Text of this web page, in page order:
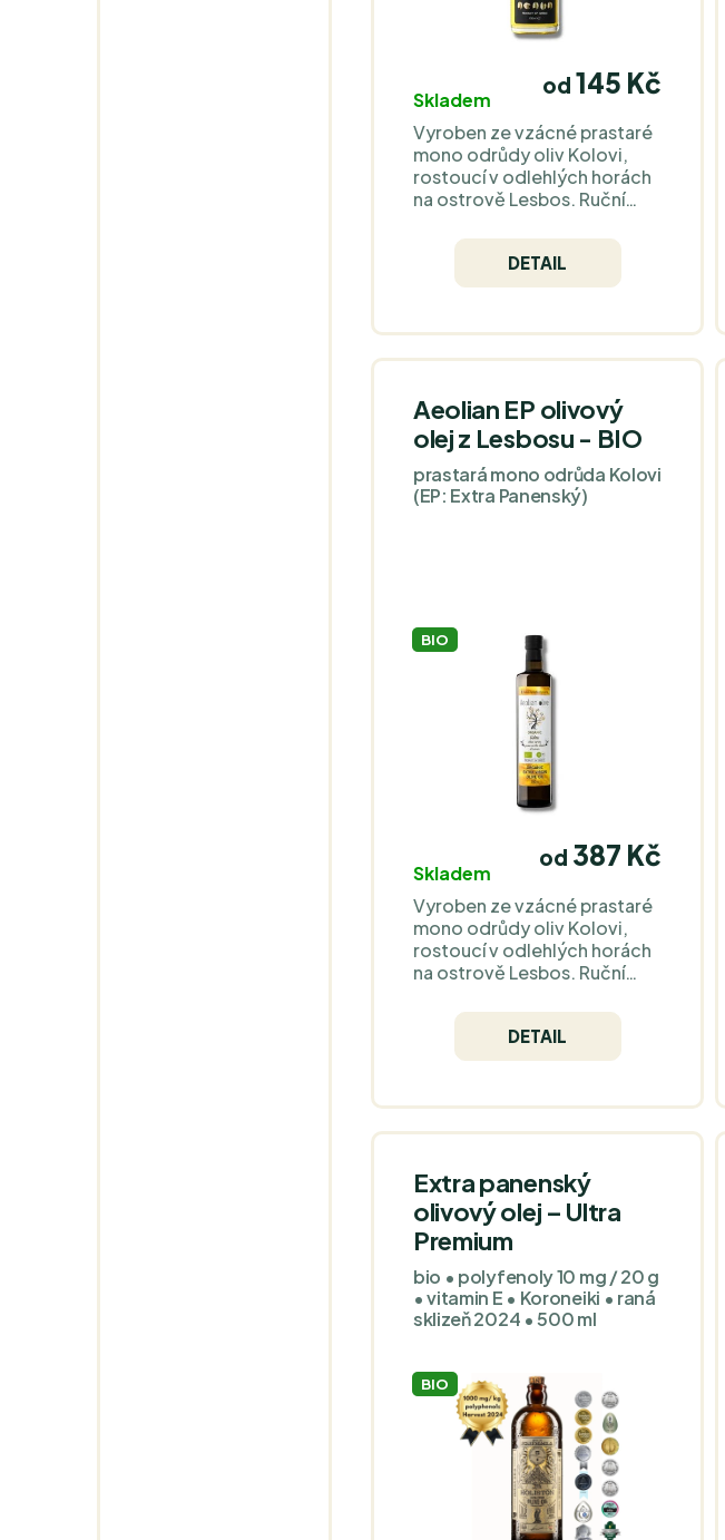
Skladem
od 145 Kč
Vyroben ze vzácné prastaré
mono odrůdy oliv Kolovi,
rostoucí v odlehlých horách
na ostrově Lesbos. Ruční
delikátní jemná chuť s tóny
artyčoků, mandlí, rukoly a
jablka vás ohromí.
DETAIL
Aeolian EP olivový
olej z Lesbosu - BIO
prastará mono odrůda Kolovi
(EP: Extra Panenský)
BIO
Skladem
od 387 Kč
Vyroben ze vzácné prastaré
mono odrůdy oliv Kolovi,
rostoucí v odlehlých horách
na ostrově Lesbos. Ruční
delikátní jemná chuť s vůní
čerstvě posečené trávy,
bylinek a tropického ovoce
sladkostí.
DETAIL
Extra panenský
olivový olej – Ultra
Premium
bio • polyfenoly 10 mg / 20 g
• vitamin E • Koroneiki • raná
sklizeň 2024 • 500 ml
BIO